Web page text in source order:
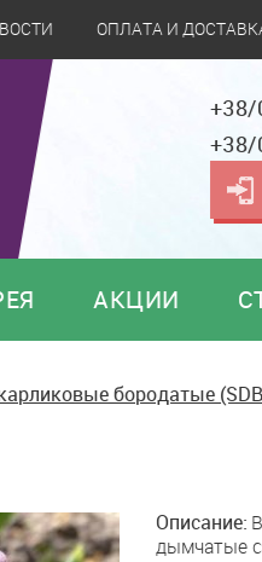
ОПЛАТА И
АКЦИИ
бородатые
Описание:
дымчатые